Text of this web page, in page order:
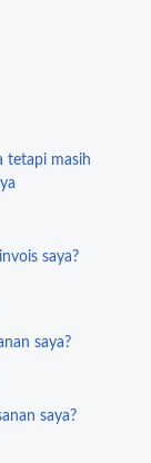
tetapi masih
saya?
saya?
saya?